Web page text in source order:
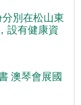
別在松山東
設有健康資
澳琴會展國